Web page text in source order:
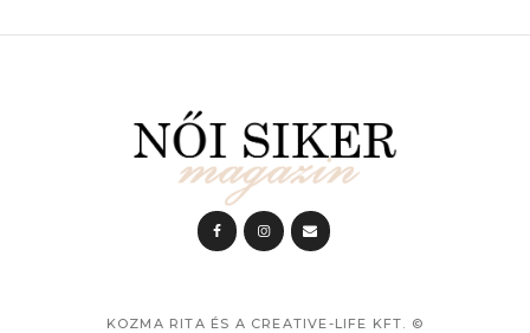
KOZMA RITA ÉS A CREATIVE-LIFE KFT. ©